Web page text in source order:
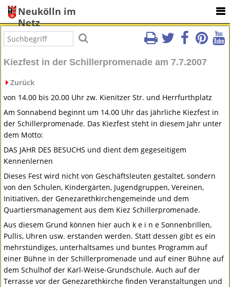
Neukölln im
Netz
Kiezfest in der Schillerpromenade am 7.7.2007
Zurück
von 14.00 bis 20.00 Uhr zw. Kienitzer Str. und Herrfurthplatz
Am Sonnabend beginnt um 14.00 Uhr das jährliche Kiezfest in
der Schillerpromenade. Das Kiezfest steht in diesem Jahr unter
dem Motto:
DAS JAHR DES BESUCHS und dient dem gegeseitigem
Kennenlernen
Dieses Fest wird nicht von Geschäftsleuten gestaltet, sondern
von den Schulen, Kindergärten, Jugendgruppen, Vereinen,
Initiativen, der Genezarethkirchengemeinde und dem
Quartiersmanagement aus dem Kiez Schillerpromenade.
Aus diesem Grund können hier auch k e i n e Sonnenbrillen,
Pullis, Uhren usw. erstanden werden. Statt dessen gibt es ein
mehrstündiges, unterhaltsames und buntes Programm auf
einer Bühne in der Schillerpromenade und auf einer Bühne auf
dem Schulhof der Karl-Weise-Grundschule. Auch auf der
Terrasse vor der Genezarethkirche finden Veranstaltungen und